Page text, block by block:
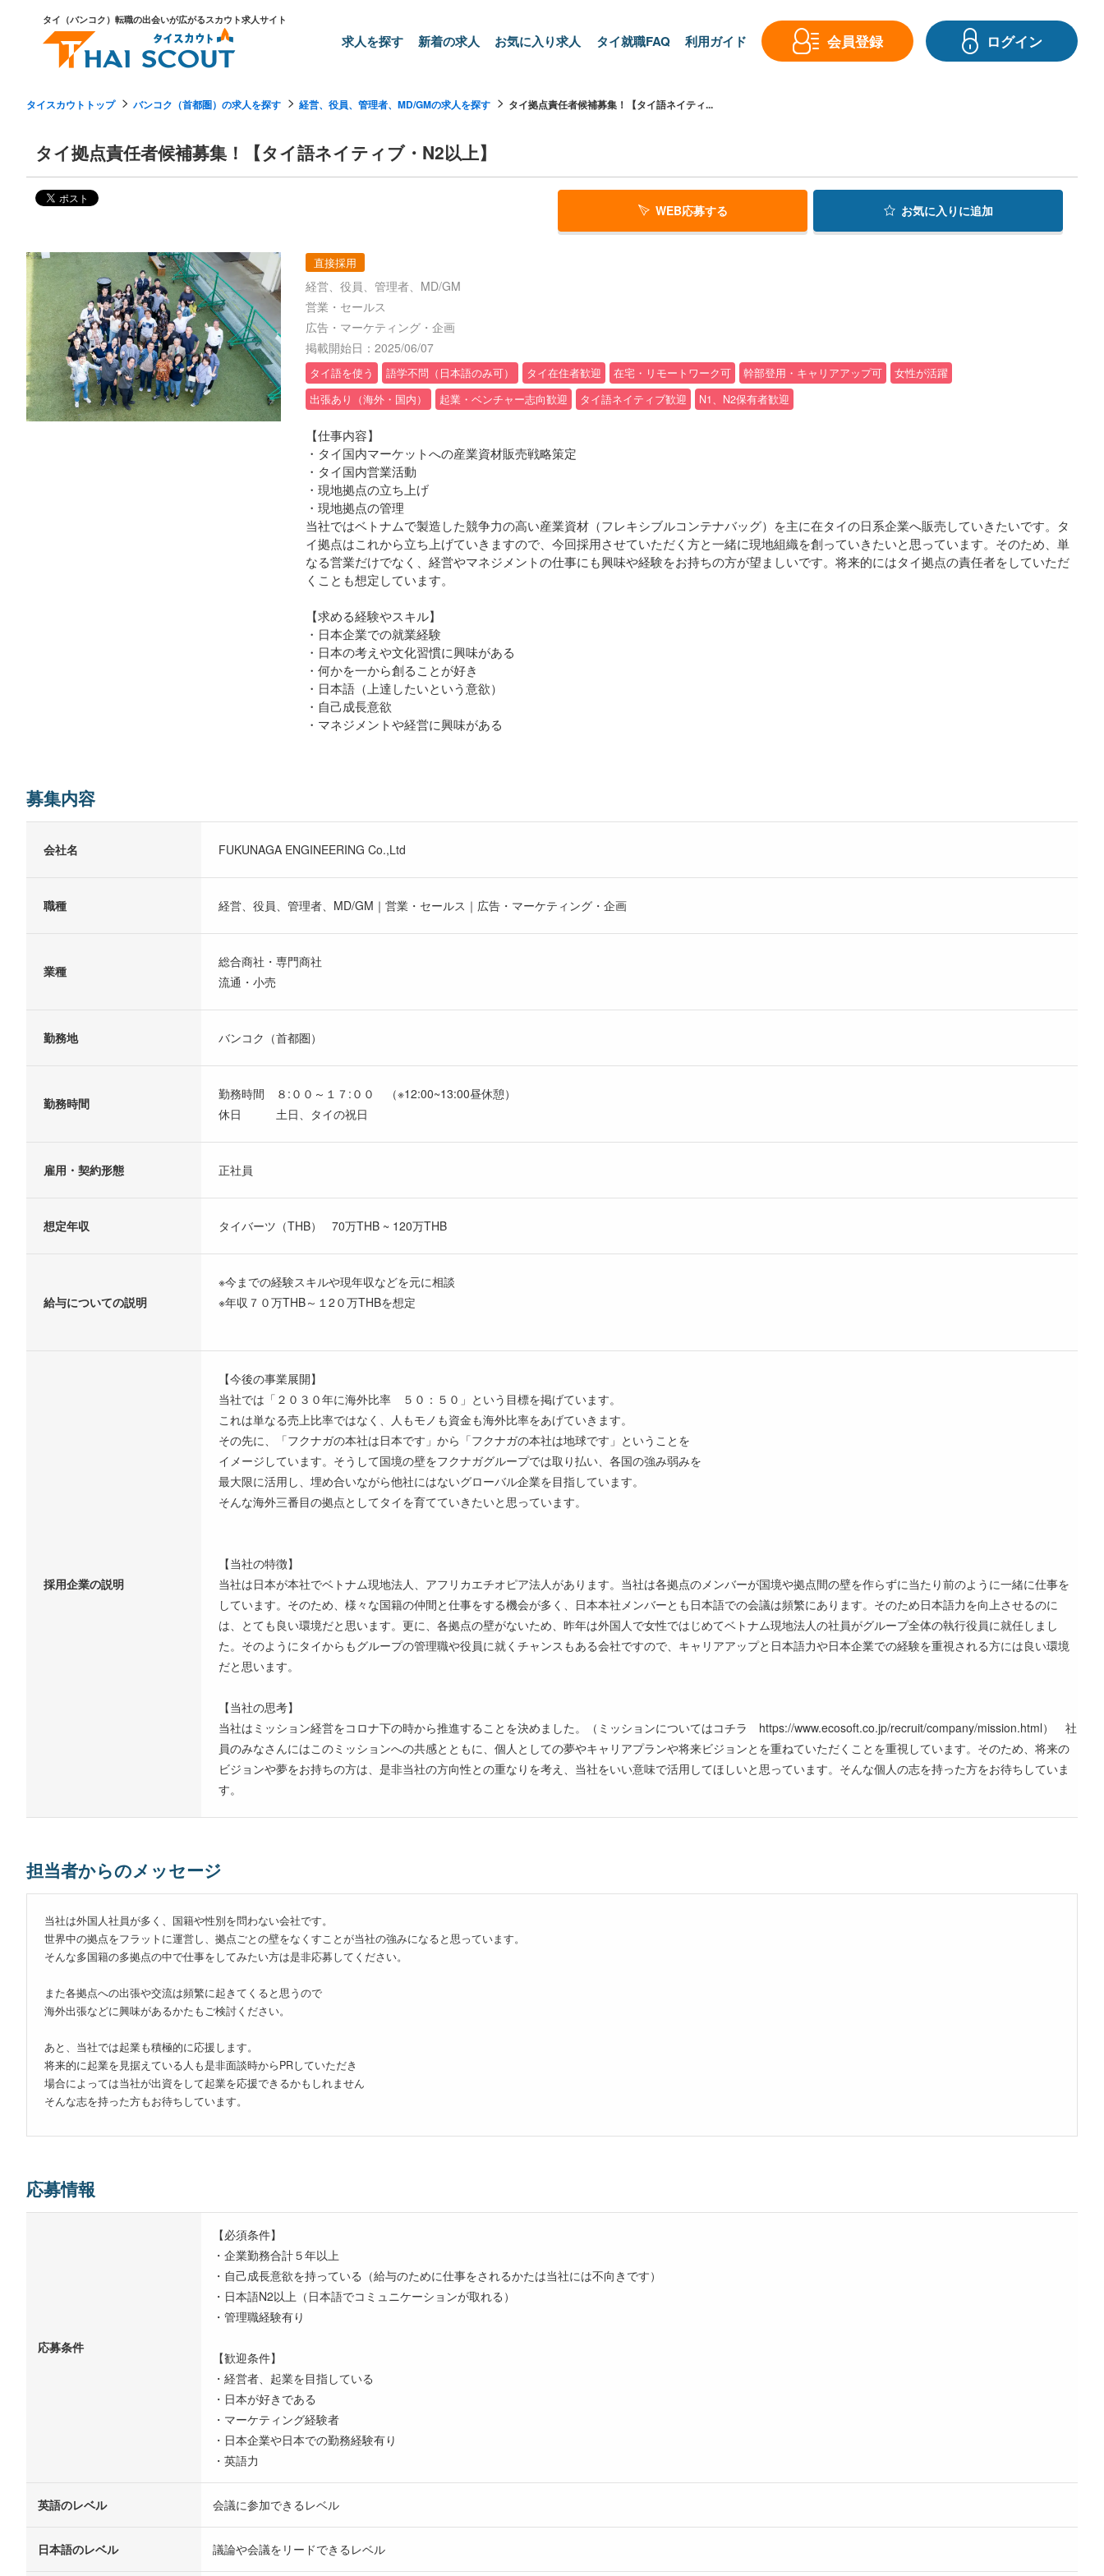
タイ（バンコク）転職の出会いが広がるスカウト求人サイト
求人を探す 新着の求人 お気に入り求人 タイ就職FAQ 利用ガイド 会員登録 ログイン
タイスカウトトップ バンコク（首都圏）の求人を探す 経営、役員、管理者、MD/GMの求人を探す タイ拠点責任者候補募集！【タイ語ネイティ...
タイ拠点責任者候補募集！【タイ語ネイティブ・N2以上】
WEB応募する お気に入り に追加
直接採用
経営、役員、管理者、MD/GM
営業・セールス
広告・マーケティング・企画
掲載開始日：2025/06/07
タイ語を使う 語学不問（日本語のみ可） タイ在住者歓迎 在宅・リモートワーク可 幹部登用・キャリアアップ可
女性が活躍
出張あり（海外・国内）
起業・ベンチャー志向歓迎 タイ語ネイティブ歓迎 N1、N2保有者歓迎
【仕事内容】
・タイ国内マーケットへの産業資材販売戦略策定
・タイ国内営業活動
・現地拠点の立ち上げ
・現地拠点の管理
当社ではベトナムで製造した競争力の高い産業資材（フレキシブルコンテナバッグ）を主に在タイの日系企業へ販売していきたいです。タ
イ拠点はこれから立ち上げていきますので、今回採用させていただく方と一緒に現地組織を創っていきたいと思っています。そのため、単
なる営業だけでなく、経営やマネジメントの仕事にも興味や経験をお持ちの方が望ましいです。将来的にはタイ拠点の責任者をしていただ
くことも想定しています。
【求める経験やスキル】
・日本企業での就業経験
・日本の考えや文化習慣に興味がある
・何かを一から創ることが好き
・日本語（上達したいという意欲）
・自己成長意欲
・マネジメントや経営に興味がある
募集内容
会社名 FUKUNAGA ENGINEERING Co.,Ltd
職種 経営、役員、管理者、MD/GM｜営業・セールス｜広告・マーケティング・企画
業種
総合商社・専門商社
流通・小売
勤務地 バンコク（首都圏）
勤務時間
勤務時間 ８:００～１７:００ （※12:00~13:00昼休憩）
休日 土日、タイの祝日
雇用・契約形態 正社員
想定年収 タイバーツ（THB） 70万THB ~ 120万THB
給与についての説明
※今までの経験スキルや現年収などを元に相談
※年収７０万THB～１2０万THBを想定
採用企業の説明
【今後の事業展開】
当社では「２０３０年に海外比率 ５０：５０」という目標を掲げています。
これは単なる売上比率ではなく、人もモノも資金も海外比率をあげていきます。
その先に、「フクナガの本社は日本です」から「フクナガの本社は地球です」ということを
イメージしています。そうして国境の壁をフクナガグループでは取り払い、各国の強み弱みを
最大限に活用し、埋め合いながら他社にはないグローバル企業を目指しています。
そんな海外三番目の拠点としてタイを育てていきたいと思っています。
【当社の特徴】
当社は日本が本社でベトナム現地法人、アフリカエチオピア法人があります。当社は各拠点のメンバーが国境や拠点間の壁を作らずに当たり前のように一緒に仕事を
しています。そのため、様々な国籍の仲間と仕事をする機会が多く、日本本社メンバーとも日本語での会議は頻繁にあります。そのため日本語力を向上させるのに
は、とても良い環境だと思います。更に、各拠点の壁がないため、昨年は外国人で女性ではじめてベトナム現地法人の社員がグループ全体の執行役員に就任しまし
た。そのようにタイからもグループの管理職や役員に就くチャンスもある会社ですので、キャリアアップと日本語力や日本企業での経験を重視される方には良い環境
だと思います。
【当社の思考】
当社はミッション経営をコロナ下の時から推進することを決めました。（ミッションについてはコチラ https://www.ecosoft.co.jp/recruit/company/mission.html） 社
員のみなさんにはこのミッションへの共感とともに、個人としての夢やキャリアプランや将来ビジョンとを重ねていただくことを重視しています。そのため、将来の
ビジョンや夢をお持ちの方は、是非当社の方向性との重なりを考え、当社をいい意味で活用してほしいと思っています。そんな個人の志を持った方をお待ちしていま
す。
担当者からのメッセージ
当社は外国人社員が多く、国籍や性別を問わない会社です。
世界中の拠点をフラットに運営し、拠点ごとの壁をなくすことが当社の強みになると思っています。
そんな多国籍の多拠点の中で仕事をしてみたい方は是非応募してください。
また各拠点への出張や交流は頻繁に起きてくると思うので
海外出張などに興味があるかたもご検討ください。
あと、当社では起業も積極的に応援します。
将来的に起業を見据えている人も是非面談時からPRしていただき
場合によっては当社が出資をして起業を応援できるかもしれません
そんな志を持った方もお待ちしています。
応募情報
応募条件
【必須条件】
・企業勤務合計５年以上
・自己成長意欲を持っている（給与のために仕事をされるかたは当社には不向きです）
・日本語N2以上（日本語でコミュニケーションが取れる）
・管理職経験有り
【歓迎条件】
・経営者、起業を目指している
・日本が好きである
・マーケティング経験者
・日本企業や日本での勤務経験有り
・英語力
英語のレベル 会議に参加できるレベル
日本語のレベル 議論や会議をリードできるレベル